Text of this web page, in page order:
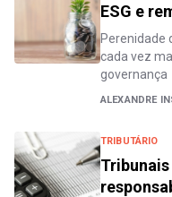
ESG e
Perenidade
cada vez
governança
ALEXANDRE
TRIBUTÁRIO